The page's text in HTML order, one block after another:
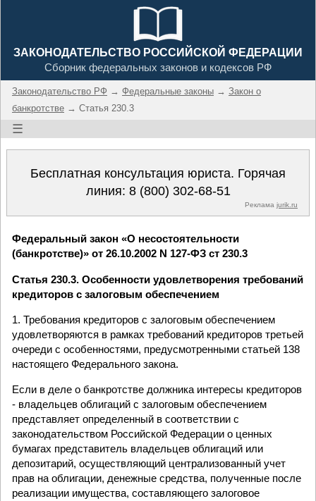
ЗАКОНОДАТЕЛЬСТВО РОССИЙСКОЙ ФЕДЕРАЦИИ
Сборник федеральных законов и кодексов РФ
Законодательство РФ → Федеральные законы → Закон о
банкротстве → Статья 230.3
☰
Бесплатная консультация юриста. Горячая
линия: 8 (800) 302-68-51
Реклама jurik.ru
Федеральный закон «О несостоятельности
(банкротстве)» от 26.10.2002 N 127-ФЗ ст 230.3
Статья 230.3. Особенности удовлетворения требований
кредиторов с залоговым обеспечением
1. Требования кредиторов с залоговым обеспечением
удовлетворяются в рамках требований кредиторов третьей
очереди с особенностями, предусмотренными статьей 138
настоящего Федерального закона.
Если в деле о банкротстве должника интересы кредиторов
- владельцев облигаций с залоговым обеспечением
представляет определенный в соответствии с
законодательством Российской Федерации о ценных
бумагах представитель владельцев облигаций или
депозитарий, осуществляющий централизованный учет
прав на облигации, денежные средства, полученные после
реализации имущества, составляющего залоговое